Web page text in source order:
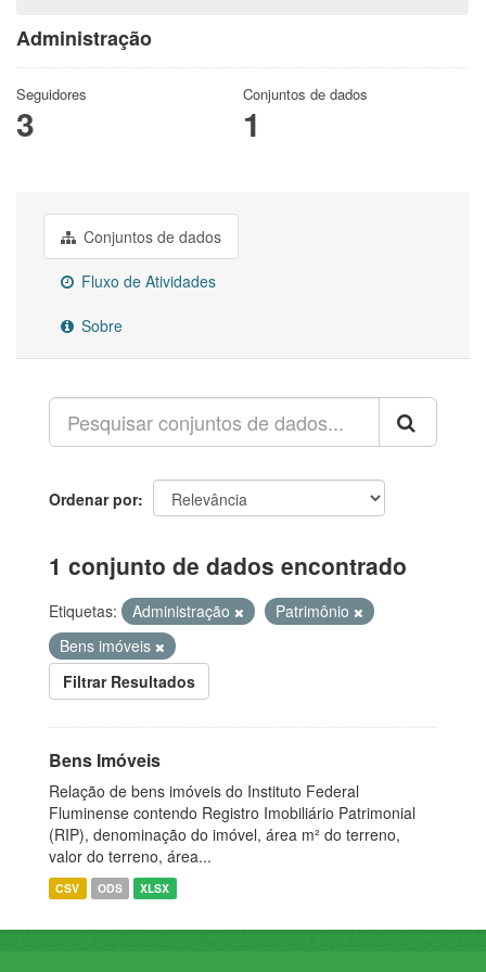
Administração
Seguidores
3
Conjuntos de dados
1
Conjuntos de dados
Fluxo de Atividades
Sobre
Ordenar por
1 conjunto de dados encontrado
Etiquetas: Administração
Patrimônio
Bens imóveis
Filtrar Resultados
Bens Imóveis
Relação de bens imóveis do Instituto Federal
Fluminense contendo Registro Imobiliário Patrimonial
(RIP), denominação do imóvel, área m² do terreno,
valor do terreno, área...
CSV ODS XLSX